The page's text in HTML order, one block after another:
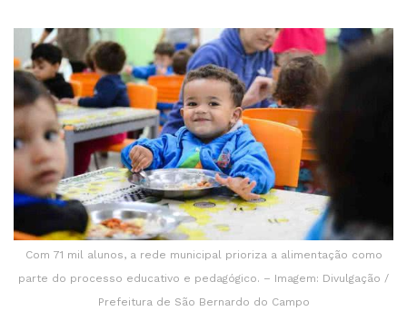
Com 71 mil alunos, a rede municipal prioriza a alimentação como
parte do processo educativo e pedagógico. – Imagem: Divulgação /
Prefeitura de São Bernardo do Campo